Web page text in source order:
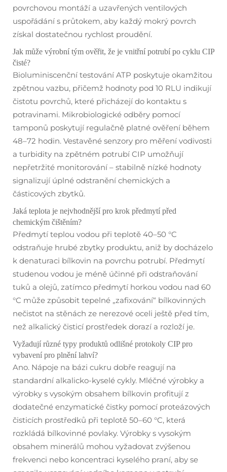
povrchovou montáží a uzavřených ventilových
uspořádání s průtokem, aby každý mokrý povrch
získal dostatečnou rychlost proudění.
Jak může výrobní tým ověřit, že je vnitřní potrubí po cyklu CIP
čisté?
Bioluminiscenční testování ATP poskytuje okamžitou
zpětnou vazbu, přičemž hodnoty pod 10 RLU indikují
čistotu povrchů, které přicházejí do kontaktu s
potravinami. Mikrobiologické odběry pomocí
tamponů poskytují regulačně platné ověření během
48–72 hodin. Vestavěné senzory pro měření vodivosti
a turbidity na zpětném potrubí CIP umožňují
nepřetržité monitorování – stabilně nízké hodnoty
signalizují úplné odstranění chemických a
částicových zbytků.
Jaká teplota je nejvhodnější pro krok předmytí před
chemickým čištěním?
Předmytí teplou vodou při teplotě 40–50 °C
odstraňuje hrubé zbytky produktu, aniž by docházelo
k denaturaci bílkovin na povrchu potrubí. Předmytí
studenou vodou je méně účinné při odstraňování
tuků a olejů, zatímco předmytí horkou vodou nad 60
°C může způsobit tepelné „zafixování“ bílkovinných
nečistot na stěnách ze nerezové oceli ještě před tím,
než alkalický čisticí prostředek dorazí a rozloží je.
Vyžadují různé typy produktů odlišné protokoly CIP pro
vybavení pro plnění lahví?
Ano. Nápoje na bázi cukru dobře reagují na
standardní alkalicko-kyselé cykly. Mléčné výrobky a
výrobky s vysokým obsahem bílkovin profitují z
dodatečné enzymatické čistky pomocí proteázových
čisticích prostředků při teplotě 50–60 °C, která
rozkládá bílkovinné povlaky. Výrobky s vysokým
obsahem minerálů mohou vyžadovat zvýšenou
frekvenci nebo koncentraci kyselého praní, aby se